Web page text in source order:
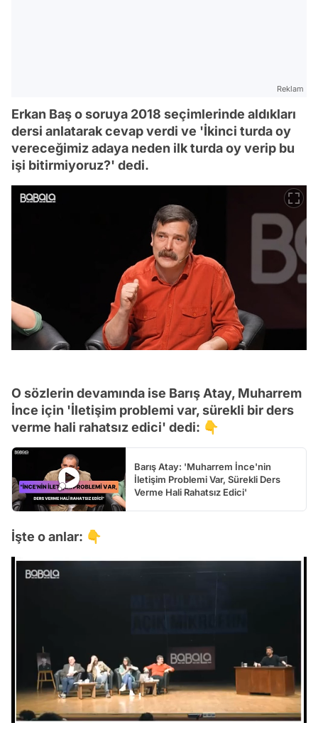
Reklam
Erkan Baş o soruya 2018 seçimlerinde aldıkları
dersi anlatarak cevap verdi ve 'İkinci turda oy
vereceğimiz adaya neden ilk turda oy verip bu
işi bitirmiyoruz?' dedi.
O sözlerin devamında ise Barış Atay, Muharrem
İnce için 'İletişim problemi var, sürekli bir ders
verme hali rahatsız edici' dedi: 👇
Barış Atay: 'Muharrem İnce'nin
İletişim Problemi Var, Sürekli Ders
Verme Hali Rahatsız Edici'
İşte o anlar: 👇
/
Test
Gündem
Magazin